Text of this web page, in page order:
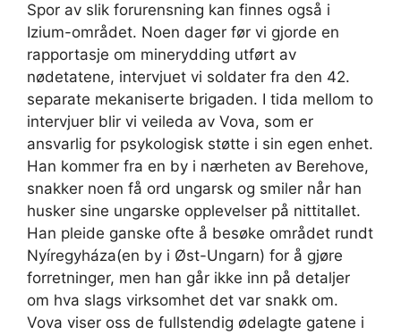
Spor av slik forurensning kan finnes også i
Izium-området. Noen dager før vi gjorde en
rapportasje om minerydding utført av
nødetatene, intervjuet vi soldater fra den 42.
separate mekaniserte brigaden. I tida mellom to
intervjuer blir vi veileda av Vova, som er
ansvarlig for psykologisk støtte i sin egen enhet.
Han kommer fra en by i nærheten av Berehove,
snakker noen få ord ungarsk og smiler når han
husker sine ungarske opplevelser på nittitallet.
Han pleide ganske ofte å besøke området rundt
Nyíregyháza(en by i Øst-Ungarn) for å gjøre
forretninger, men han går ikke inn på detaljer
om hva slags virksomhet det var snakk om.
Vova viser oss de fullstendig ødelagte gatene i